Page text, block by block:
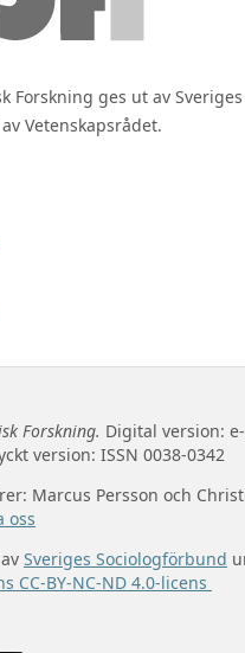
Forskning ges ut av
Vetenskapsrådet.
Forskning. Digital version:
version: ISSN 0038-0342
Marcus Persson och
oss
Sveriges Sociologförbund
CC-BY-NC-ND 4.0-licens